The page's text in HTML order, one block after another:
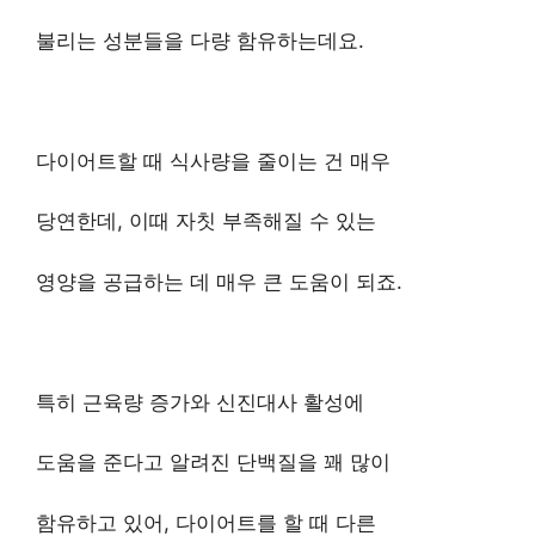
불리는 성분들을 다량 함유하는데요.
다이어트할 때 식사량을 줄이는 건 매우
당연한데, 이때 자칫 부족해질 수 있는
영양을 공급하는 데 매우 큰 도움이 되죠.
특히 근육량 증가와 신진대사 활성에
도움을 준다고 알려진 단백질을 꽤 많이
함유하고 있어, 다이어트를 할 때 다른